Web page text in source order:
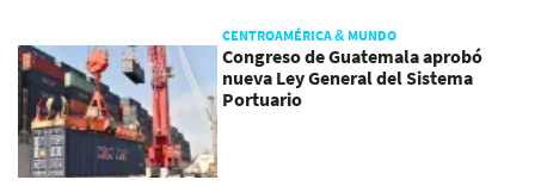
CENTROAMÉRICA & MUNDO
Congreso de Guatemala aprobó
nueva Ley General del Sistema
Portuario